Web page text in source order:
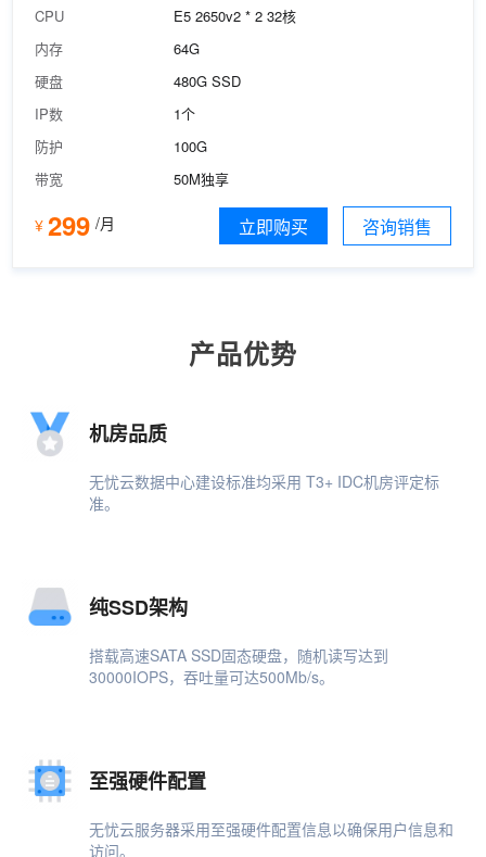
CPU
E5 2650v2 * 2 32核
内存
64G
硬盘
480G SSD
IP数
1个
防护
100G
带宽
50M独享
¥ 299 /月 立即购买 咨询销售
产品优势
机房品质
无忧云数据中心建设标准均采用 T3+ IDC机房评定标
准。
纯SSD架构
搭载高速SATA SSD固态硬盘，随机读写达到
30000IOPS，吞吐量可达500Mb/s。
至强硬件配置
无忧云服务器采用至强硬件配置信息以确保用户信息和
访问。